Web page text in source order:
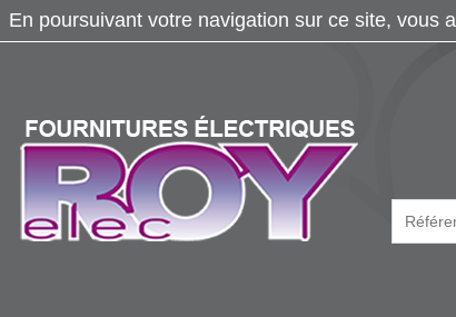
En poursuivant votre navigation sur ce site,